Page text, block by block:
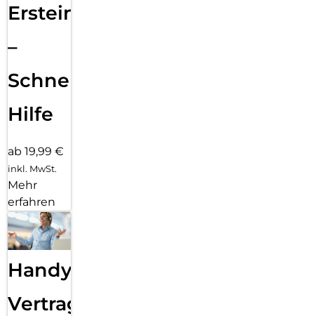
Ersteinrichtung
–
Schnelle
Hilfe
ab 19,99 €
inkl. MwSt.
Mehr
erfahren
Handy
Vertragsabwicklung